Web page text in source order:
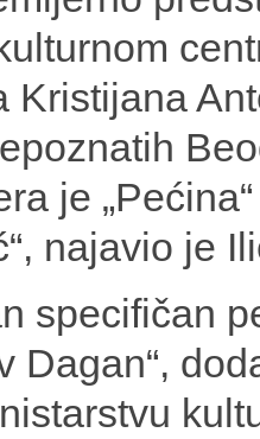
Kristijana
je
najavio je
specifičan
Dagan“,